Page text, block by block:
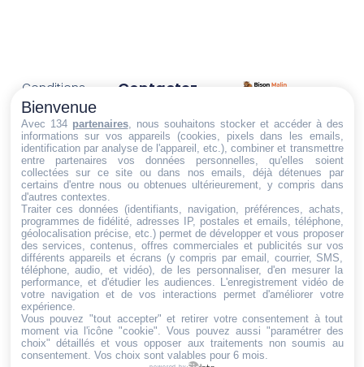
Trouvez ce qu'il vous faut,
au bon endroit
Conditions
générales
de vente
Politique de
cookies
Politique de
confidentialité
Mentions
légales
Conditions de
retour et de
remboursement
Droit de
rétractation
Contactez-
Email:
dt@sasbms.fr
Bienvenue
Avec 134 partenaires, nous souhaitons stocker et accéder à des
informations sur vos appareils (cookies, pixels dans les emails,
identification par analyse de l'appareil, etc.), combiner et transmettre
entre partenaires vos données personnelles, qu'elles soient
collectées sur ce site ou dans nos emails, déjà détenues par
certains d'entre nous ou obtenues ultérieurement, y compris dans
d'autres contextes.
Traiter ces données (identifiants, navigation, préférences, achats,
programmes de fidélité, adresses IP, postales et emails, téléphone,
géolocalisation précise, etc.) permet de développer et vous proposer
des services, contenus, offres commerciales et publicités sur vos
différents appareils et écrans (y compris par email, courrier, SMS,
téléphone, audio, et vidéo), de les personnaliser, d'en mesurer la
performance, et d'étudier les audiences. L'enregistrement vidéo de
votre navigation et de vos interactions permet d'améliorer votre
expérience.
Vous pouvez "tout accepter" et retirer votre consentement à tout
moment via l'icône "cookie" . Vous pouvez aussi "paramétrer des
choix" détaillés et vous opposer aux traitements non soumis au
consentement. Vos choix sont valables pour 6 mois.